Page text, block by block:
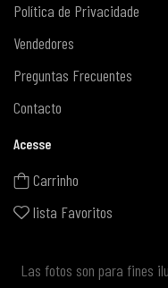
Política de Privacidade
Vendedores
Preguntas Frecuentes
Contacto
Acesse
Carrinho
lista Favoritos
Las fotos son para fines